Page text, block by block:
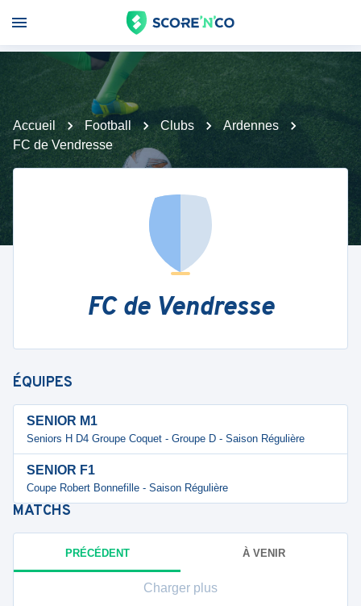
Accueil Football Clubs
Ardennes
FC de Vendresse
FC de Vendresse
ÉQUIPES
SENIOR M1
Seniors H D4 Groupe Coquet - Groupe D - Saison Régulière
SENIOR F1
Coupe Robert Bonnefille - Saison Régulière
MATCHS
PRÉCÉDENT À VENIR
Charger plus